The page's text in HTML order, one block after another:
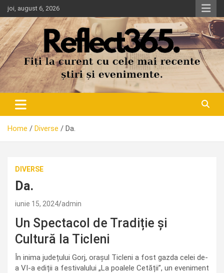
Skip
to
content
joi, august 6, 2026
Home Diverse Da.
DIVERSE
Da.
iunie 15, 2024 admin
Un Spectacol de Tradiție și
Cultură la Ticleni
În inima județului Gorj, orașul Ticleni a fost gazda celei de-
a VI-a ediții a festivalului „La poalele Cetății”, un eveniment